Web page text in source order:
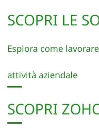
SCOPRI LE
Esplora come
attività aziendale
SCOPRI